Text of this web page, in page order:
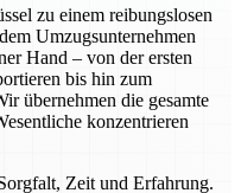
zu einem reibungslosen
Umzugsunternehmen
Hand – von der ersten
bis hin zum
übernehmen die gesamte
konzentrieren
Zeit und Erfahrung.